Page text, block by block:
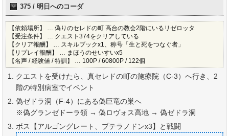
375 / 明日へのコーダ
【依頼場所】 … 偽りのセレドの町 高台の教会2階にいるリゼロッタ
【受注条件】 … クエスト374をクリアしている
【クリア報酬】 … スキルブックx1、称号「生と死をつなぐ者」
【リプレイ報酬】 … まほうのせいすいx5
【名声 / 経験値 / 特訓】 … 100P / 60800P / 122個
クエストを受けたら、真セレドの町の施療院（C-3）へ行き、2
階の特別病室でイベント
偽ゼドラ洞（F-4）にある偽巨竜の巣へ
※偽グランゼドーラ領 → 偽ロヴォス高地 → 偽ゼドラ洞
ボス【アルゴングレート、プテラノドンx3】と戦闘